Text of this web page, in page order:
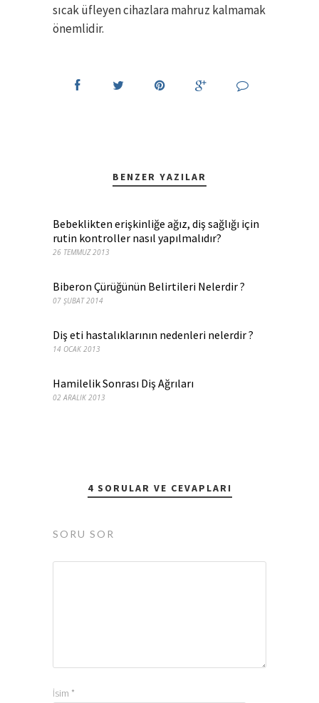
sıcak üfleyen cihazlara mahruz kalmamak
önemlidir.
BENZER YAZILAR
Bebeklikten erişkinliğe ağız, diş sağlığı için
rutin kontroller nasıl yapılmalıdır?
26 TEMMUZ 2013
Biberon Çürüğünün Belirtileri Nelerdir ?
07 ŞUBAT 2014
Diş eti hastalıklarının nedenleri nelerdir ?
14 OCAK 2013
Hamilelik Sonrası Diş Ağrıları
02 ARALIK 2013
4 SORULAR VE CEVAPLARI
SORU SOR
İsim *